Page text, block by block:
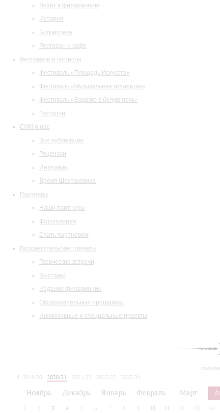
Визит в филармонию
История
Библиотека
Ресторан и кафе
Фестивали и гастроли
Фестиваль «Площадь Искусств»
Фестиваль «Музыкальная коллекция»
Фестиваль «Барокко в белую ночь»
Гастроли
СМИ о нас
Все публикации
Рецензии
Интервью
Время Шостаковича
Партнеры
Наши партнеры
Фотогалерея
Стать партнером
Просветительские проекты
Творческие встречи
Выставки
Издания филармонии
Образовательные программы
Инклюзивные и специальные проекты
2019/20 2020/21 2021/22 2022/23
2023/24
Ноябрь Декабрь Январь Февраль Март
2 3 4 5 6 7 8 9 10 11 12 13 14